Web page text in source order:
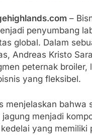
–
penyumbang
global. Dalam
Andreas Kristo
peternak
yang fleksibel.
menjelaskan bahwa
jagung menjadi
yang